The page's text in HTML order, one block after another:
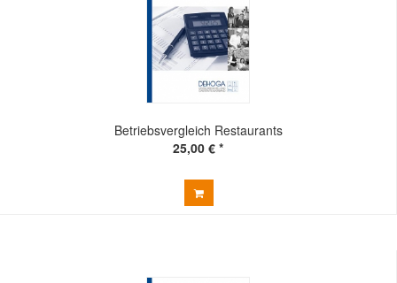
Betriebsvergleich Restaurants
25,00 € *